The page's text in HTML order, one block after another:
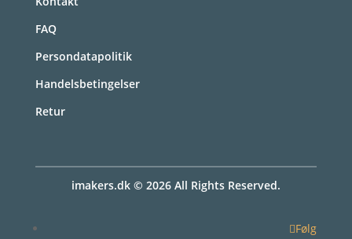
FAQ
Persondatapolitik
Handelsbetingelser
Retur
imakers.dk © 2026 All Rights Reserved.
Følg